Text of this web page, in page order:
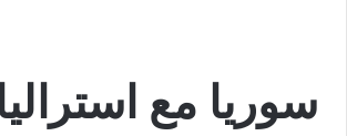
سوريا مع